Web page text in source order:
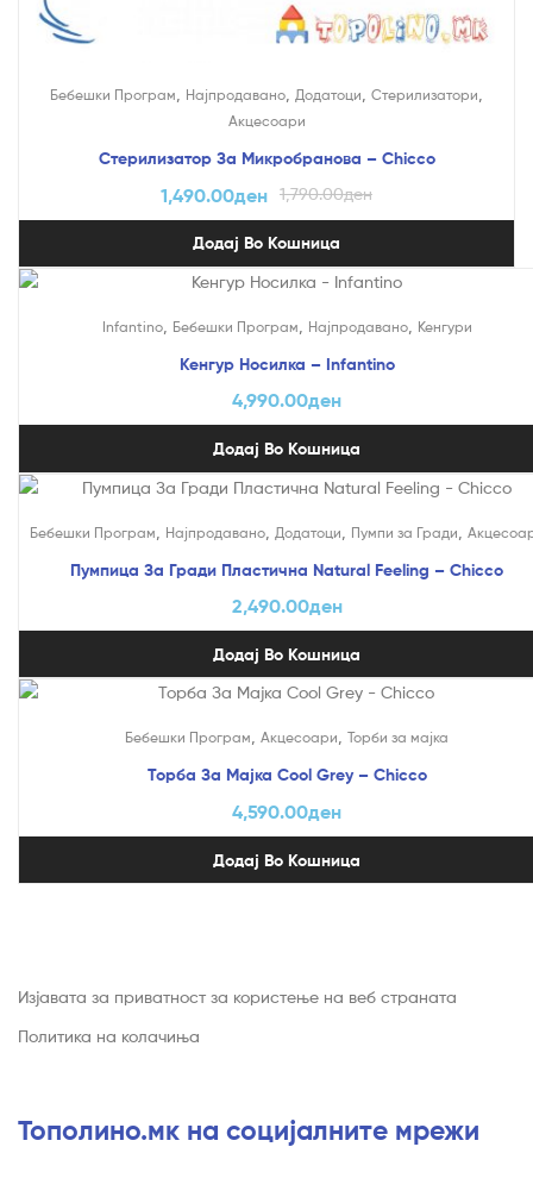
Бебешки Програм Најпродавано Додатоци Стерилизатори
Акцесоари
Стерилизатор За Микробранова – Chicco
1,790.00ден
1,490.00ден
Додај Во Кошница
Infantino, Бебешки Програм Најпродавано, Кенгури
Кенгур Носилка – Infantino
4,990.00ден
Додај Во Кошница
Бебешки Програм Најпродавано, Додатоци Пумпи за Гради
Пумпица За Гради Пластична Natural Feeling – Chicco
2,490.00ден
Додај Во Кошница
Бебешки Програм, Акцесоари, Торби за мајка
Торба За Мајка Cool Grey – Chicco
4,590.00ден
Додај Во Кошница
Изјавата за приватност за користење на веб страната
Политика на колачиња
Тополино.мк на социјалните мрежи